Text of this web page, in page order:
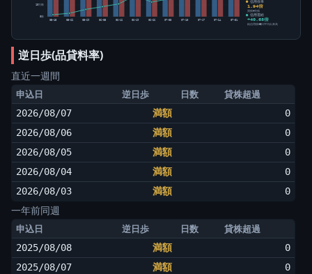
0株
10万株
05-15 05-22 05-29 06-05 06-12 06-19 06-26 07-03 07-10 07-17 07-24 07-31
信用倍率
1.94倍
買残÷売残
信用需給
+40.68倍
純信用残÷5日平均出来高
逆日歩(品貸料率)
直近一週間
申込日 逆日歩 日数 貸株超過
2026/08/07 満額
0
2026/08/06
満額
0
2026/08/05
満額
0
2026/08/04
満額
0
2026/08/03
満額 0
一年前同週
申込日 逆日歩 日数 貸株超過
2025/08/08 満額
0
2025/08/07
満額
0